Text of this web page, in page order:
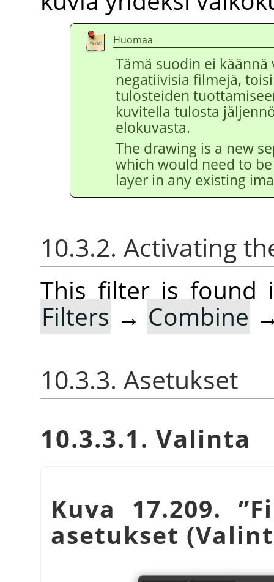
Huomaa
Tämä suodin ei
negatiivisia filmejä,
tulosteiden
kuvitella tulosta
elokuvasta.
The drawing is a new
which would need to
layer in any existing
10.3.2. Activating
This filter is found
Filters → Combine
10.3.3. Asetukset
10.3.3.1. Valinta
Kuva 17.209. ”
asetukset